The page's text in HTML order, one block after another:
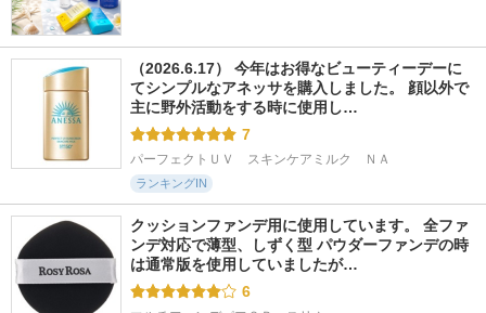
（2026.6.17） 今年はお得なビューティーデーに
てシンプルなアネッサを購入しました。 顔以外で
主に野外活動をする時に使用し…
7
パーフェクトＵＶ　スキンケアミルク　ＮＡ
ランキングIN
クッションファンデ用に使用しています。 全ファ
ンデ対応で薄型、しずく型 パウダーファンデの時
は通常版を使用していましたが…
6